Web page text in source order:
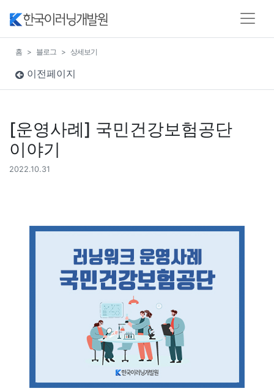
홈 블로그 상세보기
이전페이지
[운영사례] 국민건강보험공단
이야기
2022.10.31